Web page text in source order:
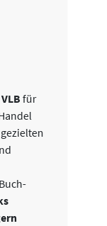
für